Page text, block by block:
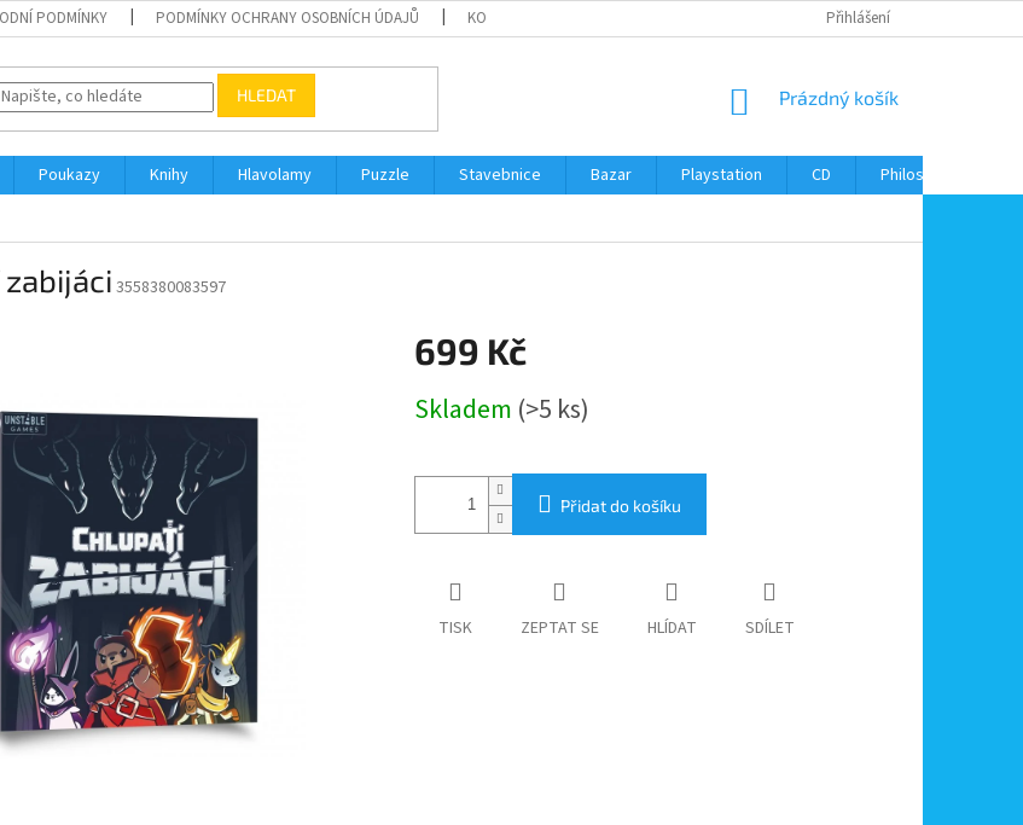
PODMÍNKY PODMÍNKY OCHRANY OSOBNÍCH ÚDAJŮ KONTAKTY Přihlášení
HLEDAT
NÁKUPNÍ
Prázdný košík
Poukazy Knihy Hlavolamy Puzzle Stavebnice Bazar Playstation CD Philos
3558380083597
699 Kč
cena:
Skladem (>5 ks)
Přidat do košíku
TISK ZEPTAT SE HLÍDAT SDÍLET